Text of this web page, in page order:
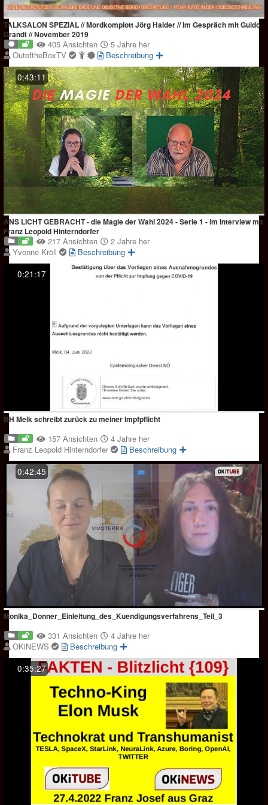
TALKSALON SPEZIAL // Mordkomplott Jörg Haider // Im Gespräch mit Guido
Grandt // November 2019
405 Ansichten
5 Jahre her
OutoftheBoxTV
Beschreibung
0:43:11
ANS LICHT GEBRACHT - die Magie der Wahl 2024 - Serie 1 - im Interview mit
Franz Leopold Hinterndorfer
217 Ansichten
2 Jahre her
Yvonne Kröll
Beschreibung
0:21:17
BH Melk schreibt zurück zu meiner Impfpflicht
157 Ansichten
4 Jahre her
Franz Leopold Hinterndorfer
Beschreibung
0:42:45
Monika_Donner_Einleitung_des_Kuendigungsverfahrens_Teil_3
331 Ansichten
4 Jahre her
OKiNEWS
Beschreibung
0:35:27